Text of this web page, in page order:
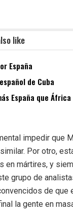
like
España
de Cuba
España que África
impedir que
Por otro,
en mártires, y
grupo de
de que
la gente en